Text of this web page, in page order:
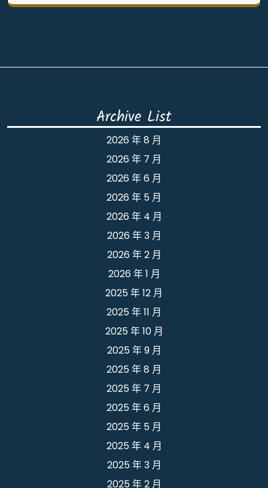
Archive List
2026 年 8 月
2026 年 7 月
2026 年 6 月
2026 年 5 月
2026 年 4 月
2026 年 3 月
2026 年 2 月
2026 年 1 月
2025 年 12 月
2025 年 11 月
2025 年 10 月
2025 年 9 月
2025 年 8 月
2025 年 7 月
2025 年 6 月
2025 年 5 月
2025 年 4 月
2025 年 3 月
2025 年 2 月